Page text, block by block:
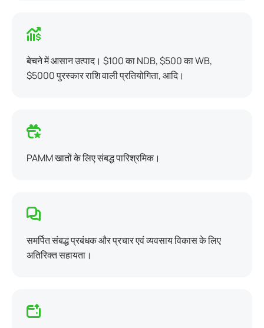
बेचने में आसान उत्पाद। $100 का NDB, $500 का WB,
$5000 पुरस्कार राशि वाली प्रतियोगिता, आदि।
PAMM खातों के लिए संबद्ध पारिश्रमिक।
समर्पित संबद्ध प्रबंधक और प्रचार एवं व्यवसाय विकास के लिए
अतिरिक्त सहायता।